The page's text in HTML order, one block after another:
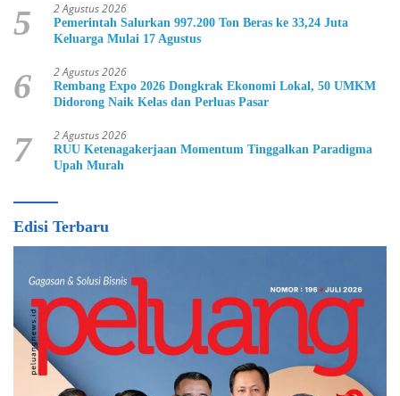
5 2 Agustus 2026
Pemerintah Salurkan 997.200 Ton Beras ke 33,24 Juta
Keluarga Mulai 17 Agustus
6 2 Agustus 2026
Rembang Expo 2026 Dongkrak Ekonomi Lokal, 50 UMKM
Didorong Naik Kelas dan Perluas Pasar
7 2 Agustus 2026
RUU Ketenagakerjaan Momentum Tinggalkan Paradigma
Upah Murah
Edisi Terbaru